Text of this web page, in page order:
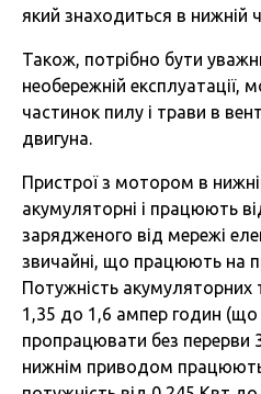
який знаходиться в нижній
Також, потрібно бути
необережній експлуатації,
частинок пилу і трави в
двигуна.
Пристрої з мотором в
акумуляторні і працюють
зарядженого від мережі
звичайні, що працюють на
Потужність акумуляторних
1,35 до 1,6 ампер годин
пропрацювати без перерви
нижнім приводом